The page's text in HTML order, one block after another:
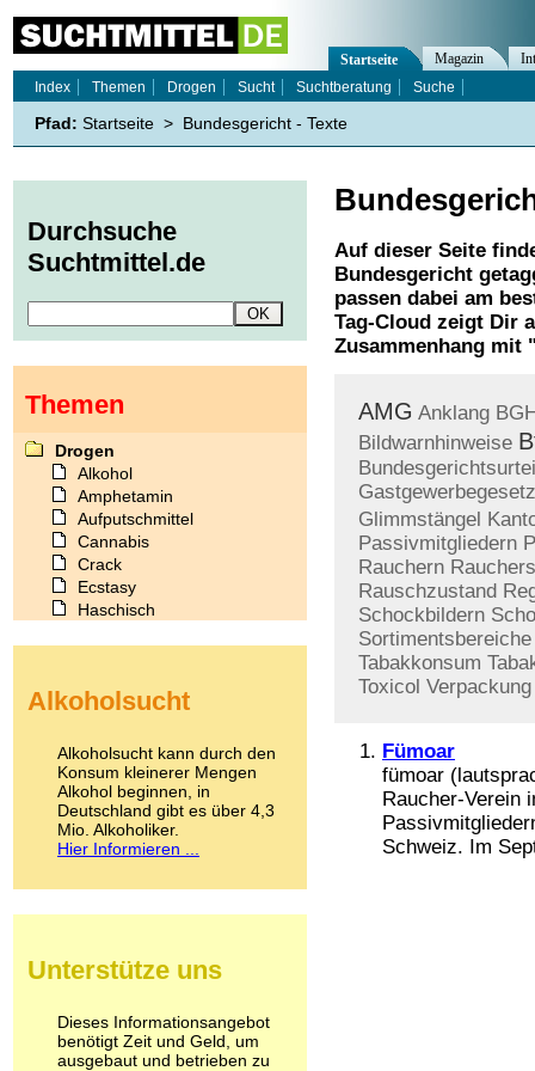
Auf dieser Seite
Bundesgericht
passen dabei am
Tag-Cloud zeigt Dir
Zusammenhang mit
AMG Anklang
Bildwarnhinweise
Gastgewerbegesetz
Glimmstängel
Passivmitgliedern
Rauchern
Rauschzustand
Schockbildern
Sortimentsbereiche
Tabakkonsum
Toxicol Verpackung
Fümoar
fümoar
Raucher-Verein
Schweiz. Im
Startseite Magazin
Index
Themen Drogen Sucht Suchtberatung Suche
Pfad: Startseite > Bundesgericht - Texte
Durchsuche
Suchtmittel.de
Themen
Drogen
Alkohol
Amphetamin
Aufputschmittel
Cannabis
Crack
Ecstasy
Haschisch
Kokain
LSD
Marihuana
Medikamente
Meskalin
Metamphetamin
Methadon
Pilze
Psychopharmaka
Schlafmittel
Schmerzmittel
Alkoholsucht
Alkoholsucht kann durch den
Konsum kleinerer Mengen
Alkohol beginnen, in
Deutschland gibt es über 4,3
Mio. Alkoholiker.
Hier Informieren ...
Unterstütze uns
Dieses Informationsangebot
benötigt Zeit und Geld, um
ausgebaut und betrieben zu